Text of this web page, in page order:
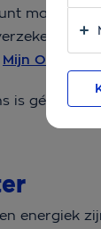
maken.
Mijn OHRA
is géén
energiek